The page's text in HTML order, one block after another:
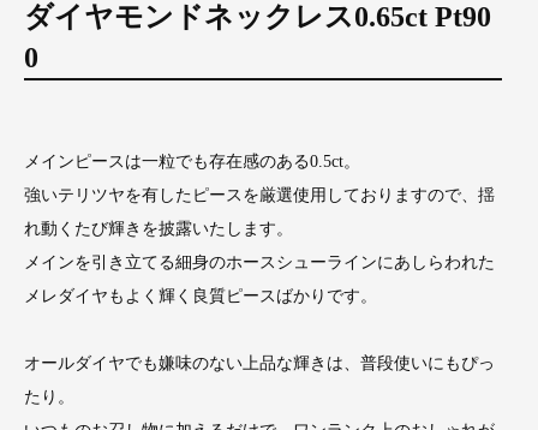
ダイヤモンドネックレス0.65ct Pt90
0
メインピースは一粒でも存在感のある0.5ct。
強いテリツヤを有したピースを厳選使用しておりますので、揺
れ動くたび輝きを披露いたします。
メインを引き立てる細身のホースシューラインにあしらわれた
メレダイヤもよく輝く良質ピースばかりです。
オールダイヤでも嫌味のない上品な輝きは、普段使いにもぴっ
たり。